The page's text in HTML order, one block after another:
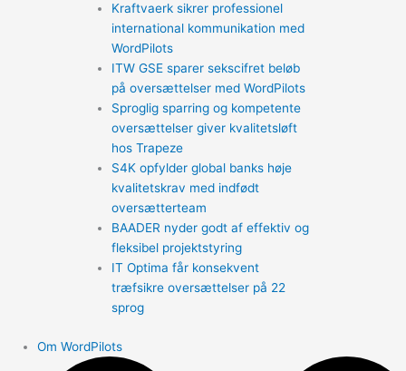
Kraftvaerk sikrer professionel
international kommunikation med
WordPilots
ITW GSE sparer sekscifret beløb
på oversættelser med WordPilots
Sproglig sparring og kompetente
oversættelser giver kvalitetsløft
hos Trapeze
S4K opfylder global banks høje
kvalitetskrav med indfødt
oversætterteam
BAADER nyder godt af effektiv og
fleksibel projektstyring
IT Optima får konsekvent
træfsikre oversættelser på 22
sprog
Om WordPilots